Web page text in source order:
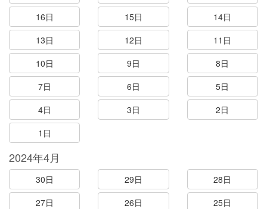
16日
15日
14日
13日
12日
11日
10日
9日
8日
7日
6日
5日
4日
3日
2日
1日
2024年4月
30日 29日
28日
27日
26日
25日